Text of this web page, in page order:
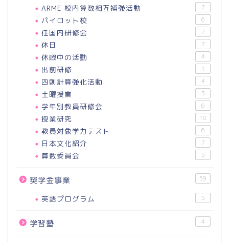
ARME 校内算数相互補強活動 7
パイロット校 6
任国内研修会 7
休日 7
休暇中の活動 4
出前研修 1
四則計算強化活動 4
土曜授業 3
学年別教員研修会 6
授業研究 10
教員対象学力テスト 6
日本文化紹介 7
算数委員会 5
奨学金事業 59
英語プログラム 5
学習塾 4